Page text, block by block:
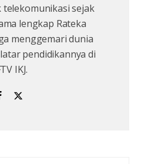
sejak
lengkap Rateka
menggemari dunia
pendidikannya di
IKJ.